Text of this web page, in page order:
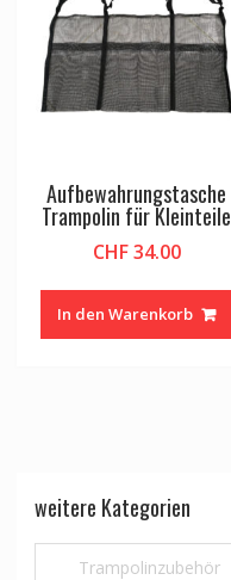
Aufbewahrungstasche
Trampolin für Kleinteile
CHF34.00
In den Warenkorb
weitere Kategorien
Trampolinzubehör